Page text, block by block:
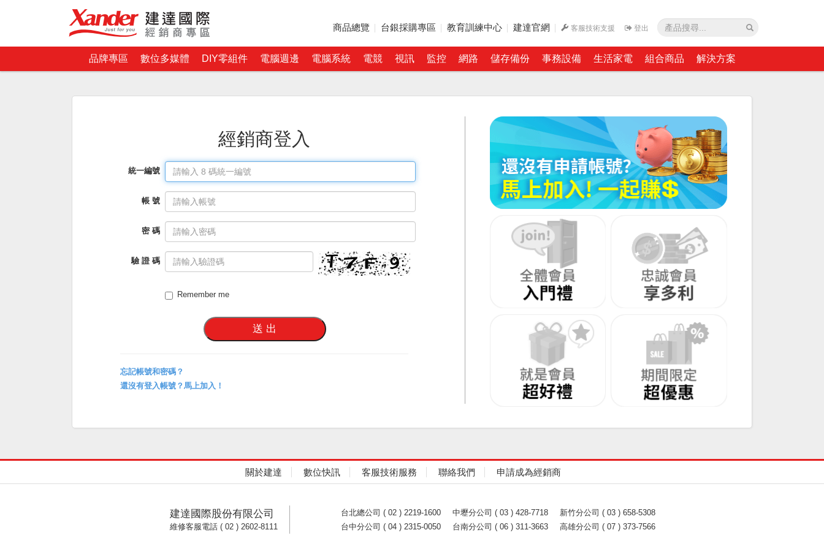
商品總覽 台銀採購專區 教育訓練中心 建達官網 客服技術支援 登出
品牌專區 數位多媒體 DIY零組件 電腦週邊 電腦系統 電競 視訊 監控 網路 儲存備份 事務設備 生活家電 組合商品 解決方案
經銷商登入
統一編號
帳 號
密 碼
驗 證 碼
Remember me
忘記帳號和密碼？
還沒有登入帳號？馬上加入！
關於建達 數位快訊 客服技術服務 聯絡我們 申請成為經銷商
建達國際股份有限公司
維修客服電話 ( 02 ) 2602-8111
台北總公司 ( 02 ) 2219-1600 中壢分公司 ( 03 ) 428-7718
新竹分公司 ( 03 ) 658-5308
台中分公司 ( 04 ) 2315-0050
台南分公司 ( 06 ) 311-3663 高雄分公司 ( 07 ) 373-7566